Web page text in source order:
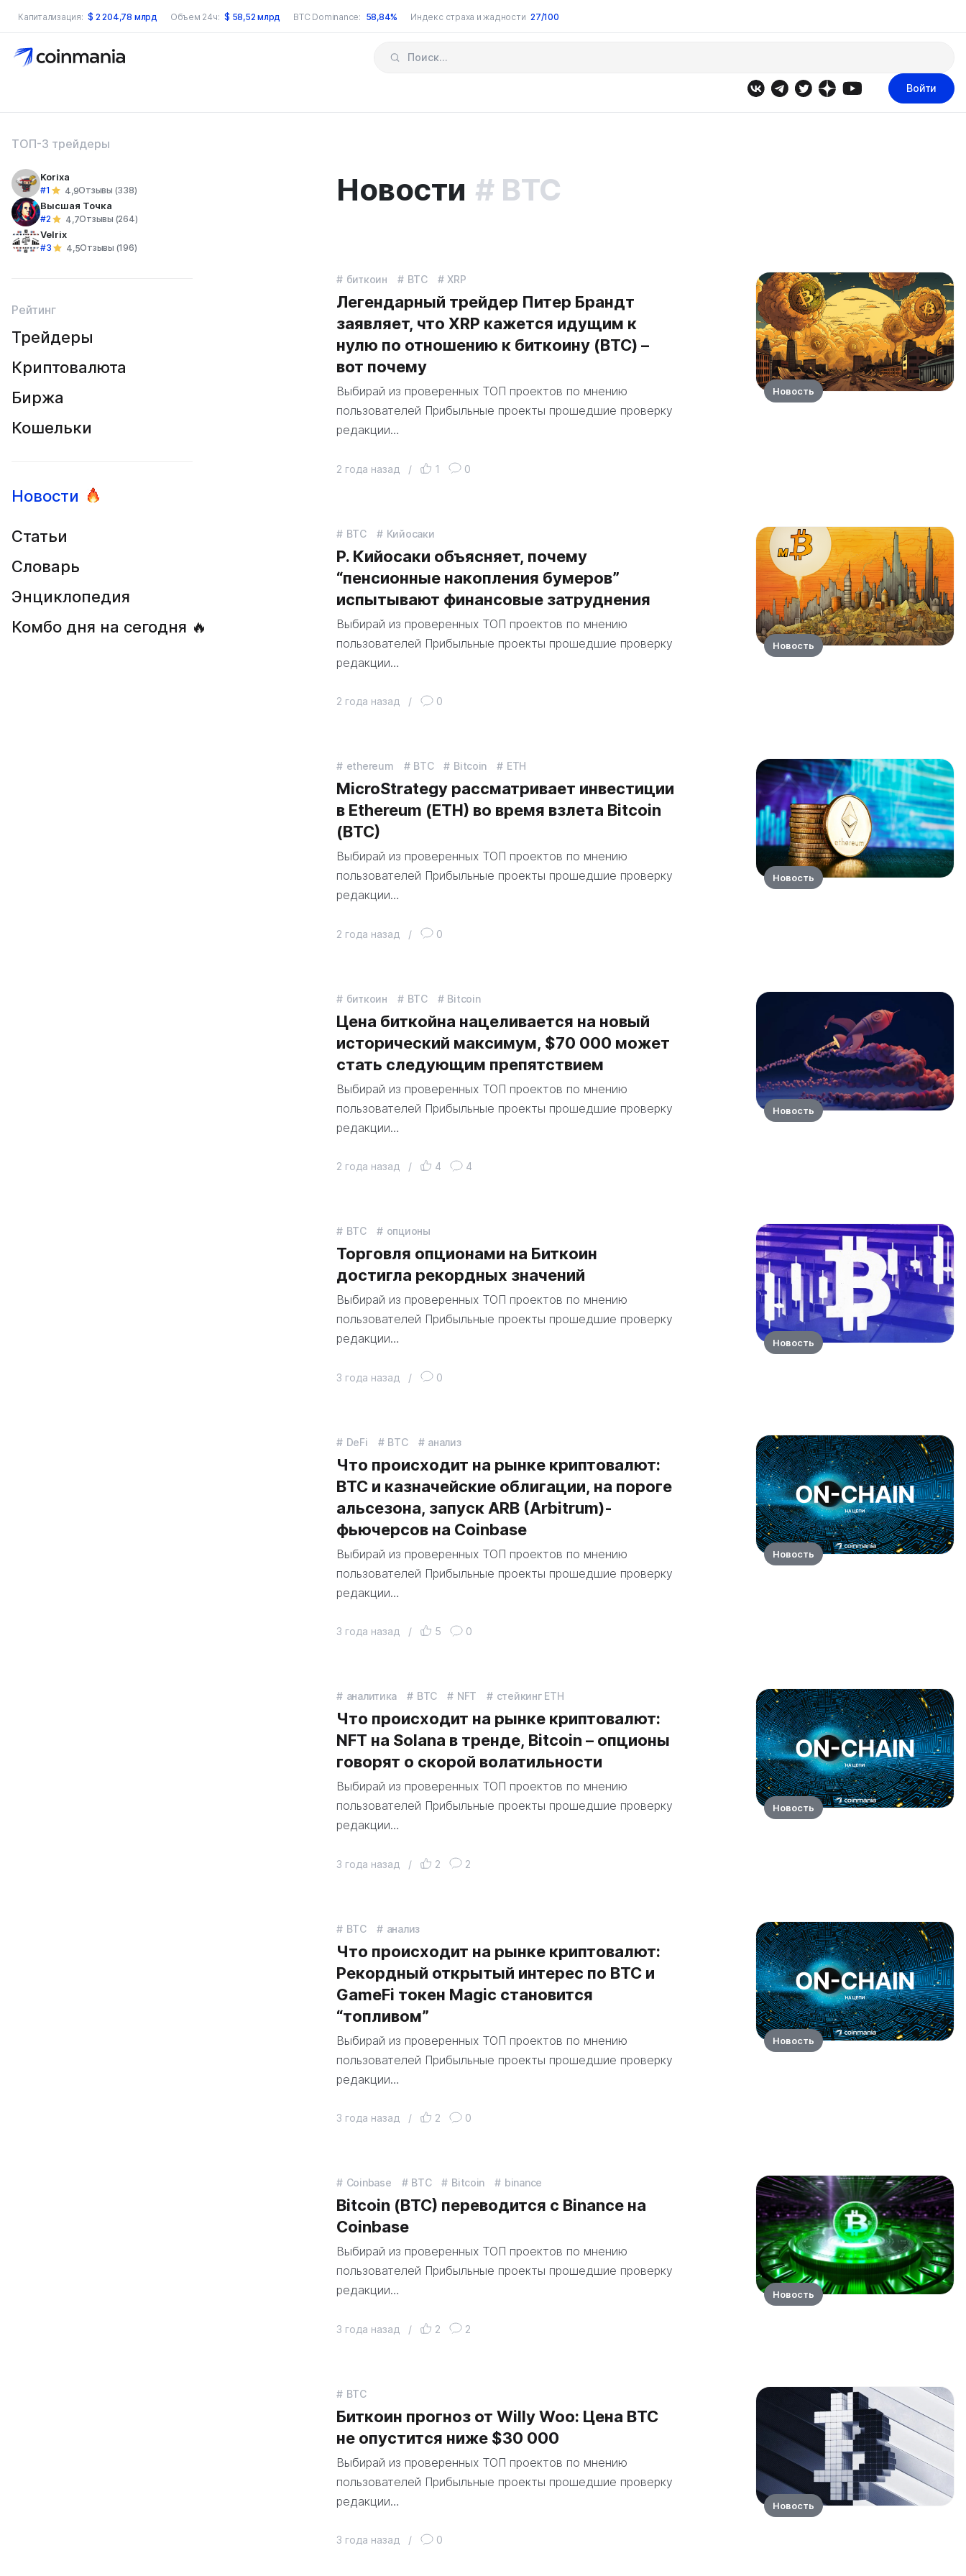
Капитализация: $ 2 204,78 млрд Объем 24ч: $ 58,52 млрд BTC Dominance: 58,84% Индекс страха и жадности 27/100
по сайту
Войти
ТОП-3 трейдеры
Korixa
#1 4,9Отзывы (338)
Высшая Точка
#2 4,7Отзывы (264)
Velrix
#3 4,5Отзывы (196)
Рейтинг
Трейдеры
Криптовалюта
Биржа
Кошельки
Новости
Статьи
Словарь
Энциклопедия
Комбо дня на сегодня 🔥
Новости BTC
биткоин BTC XRP
Легендарный трейдер Питер Брандт
заявляет, что XRP кажется идущим к
нулю по отношению к биткоину (BTC) –
вот почему
Выбирай из проверенных ТОП проектов по мнению
пользователей Прибыльные проекты прошедшие проверку
редакции…
2 года назад / 1 0
Новость
BTC Кийосаки
Р. Кийосаки объясняет, почему
“пенсионные накопления бумеров”
испытывают финансовые затруднения
Выбирай из проверенных ТОП проектов по мнению
пользователей Прибыльные проекты прошедшие проверку
редакции…
2 года назад / 0
Новость
ethereum BTC Bitcoin ETH
MicroStrategy рассматривает инвестиции
в Ethereum (ETH) во время взлета Bitcoin
(BTC)
Выбирай из проверенных ТОП проектов по мнению
пользователей Прибыльные проекты прошедшие проверку
редакции…
2 года назад / 0
Новость
биткоин BTC Bitcoin
Цена биткойна нацеливается на новый
исторический максимум, $70 000 может
стать следующим препятствием
Выбирай из проверенных ТОП проектов по мнению
пользователей Прибыльные проекты прошедшие проверку
редакции…
2 года назад / 4 4
Новость
BTC опционы
Торговля опционами на Биткоин
достигла рекордных значений
Выбирай из проверенных ТОП проектов по мнению
пользователей Прибыльные проекты прошедшие проверку
редакции…
3 года назад / 0
Новость
DeFi BTC анализ
Что происходит на рынке криптовалют:
BTC и казначейские облигации, на пороге
альсезона, запуск ARB (Arbitrum)-
фьючерсов на Coinbase
Выбирай из проверенных ТОП проектов по мнению
пользователей Прибыльные проекты прошедшие проверку
редакции…
3 года назад / 5 0
Новость
аналитика BTC NFT стейкинг ETH
Что происходит на рынке криптовалют:
NFT на Solana в тренде, Bitcoin – опционы
говорят о скорой волатильности
Выбирай из проверенных ТОП проектов по мнению
пользователей Прибыльные проекты прошедшие проверку
редакции…
3 года назад / 2 2
Новость
BTC анализ
Что происходит на рынке криптовалют:
Рекордный открытый интерес по BTC и
GameFi токен Magic становится
“топливом”
Выбирай из проверенных ТОП проектов по мнению
пользователей Прибыльные проекты прошедшие проверку
редакции…
3 года назад / 2 0
Новость
Coinbase BTC Bitcoin binance
Bitcoin (BTC) переводится с Binance на
Coinbase
Выбирай из проверенных ТОП проектов по мнению
пользователей Прибыльные проекты прошедшие проверку
редакции…
3 года назад / 2 2
Новость
BTC
Биткоин прогноз от Willy Woo: Цена BTC
не опустится ниже $30 000
Выбирай из проверенных ТОП проектов по мнению
пользователей Прибыльные проекты прошедшие проверку
редакции…
3 года назад / 0
Новость